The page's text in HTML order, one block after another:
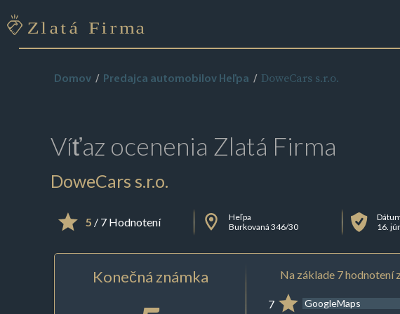
Domov Predajca automobilov Heľpa DoweCars s.r.o.
Víťaz ocenenia Zlatá Firma
DoweCars s.r.o.
5 / 7 Hodnotení
Heľpa
Burkovaná 346/30
16.
Konečná známka Na základe 7 hodnotení
7 GoogleMaps